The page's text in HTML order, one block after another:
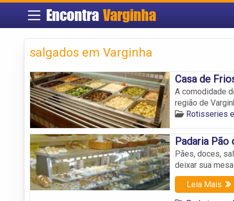
Encontra Varginha
salgados em Varginha
Casa de
A comodidade
região de
Rotisseries
Padaria Pão
Pães, doces,
deixar sua
Leia Mais